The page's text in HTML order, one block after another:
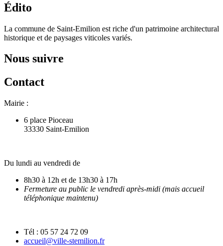
Édito
La commune de Saint-Emilion est riche d'un patrimoine architectural
historique et de paysages viticoles variés.
Nous suivre
Contact
Mairie :
6 place Pioceau
33330 Saint-Emilion
Du lundi au vendredi de
8h30 à 12h et de 13h30 à 17h
Fermeture au public le vendredi après-midi (mais accueil
téléphonique maintenu)
Tél : 05 57 24 72 09
accueil@ville-stemilion.fr